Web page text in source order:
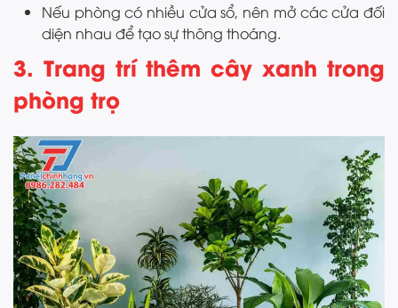
Nếu phòng có nhiều cửa sổ, nên mở các cửa đối
diện nhau để tạo sự thông thoáng.
3. Trang trí thêm cây xanh trong
phòng trọ